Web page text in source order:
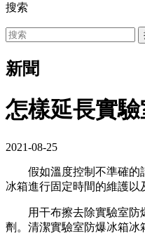
搜索
新聞
怎樣延長實
2021-08-25
假如溫度控制不準確的話
冰箱進行固定時間的維護以及
用干布擦去除實驗室防爆
劑。清潔實驗室防爆冰箱